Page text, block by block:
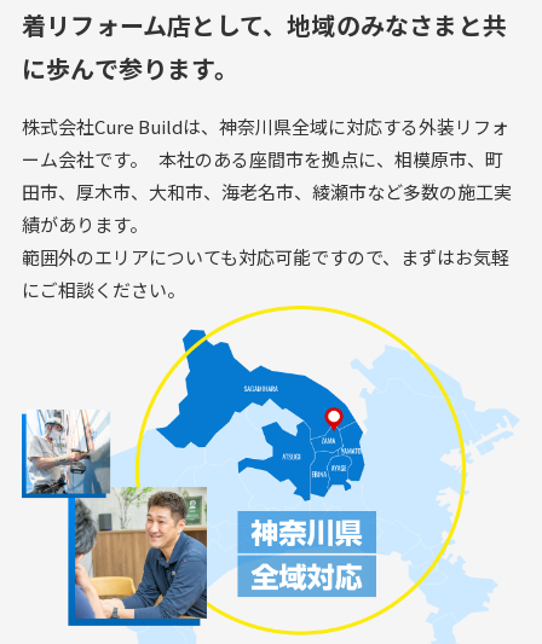
着リフォーム店として、地域のみなさまと共
に歩んで参ります。
株式会社Cure Buildは、神奈川県全域に対応する外装リフォ
ーム会社です。 本社のある座間市を拠点に、相模原市、町
田市、厚木市、大和市、海老名市、綾瀬市など多数の施工実
績があります。
範囲外のエリアについても対応可能ですので、まずはお気軽
にご相談ください。